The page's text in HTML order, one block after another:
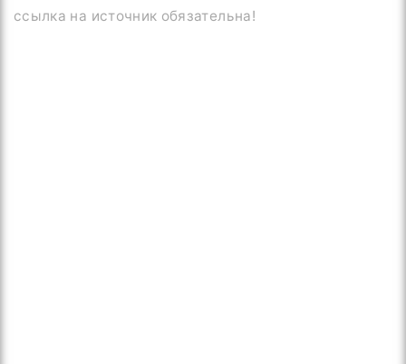
ссылка на источник обязательна!